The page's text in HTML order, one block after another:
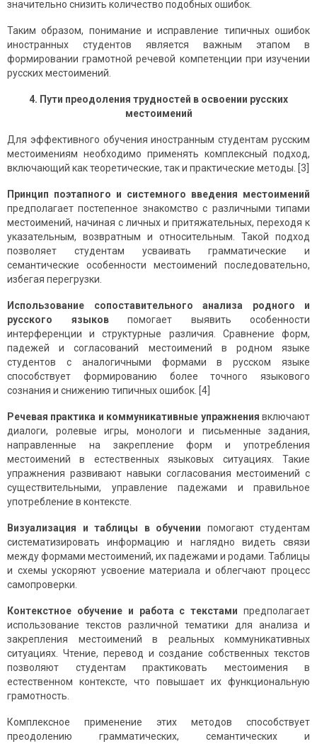
значительно снизить количество подобных ошибок.
Таким образом, понимание и исправление типичных ошибок
иностранных студентов является важным этапом в
формировании грамотной речевой компетенции при изучении
русских местоимений.
4. Пути преодоления трудностей в освоении русских
местоимений
Для эффективного обучения иностранным студентам русским
местоимениям необходимо применять комплексный подход,
включающий как теоретические, так и практические методы. [3]
Принцип поэтапного и системного введения местоимений
предполагает постепенное знакомство с различными типами
местоимений, начиная с личных и притяжательных, переходя к
указательным, возвратным и относительным. Такой подход
позволяет студентам усваивать грамматические и
семантические особенности местоимений последовательно,
избегая перегрузки.
Использование сопоставительного анализа родного и
русского языковпомогает выявить особенности
интерференции и структурные различия. Сравнение форм,
падежей и согласований местоимений в родном языке
студентов с аналогичными формами в русском языке
способствует формированию более точного языкового
сознания и снижению типичных ошибок. [4]
Речевая практика и коммуникативные упражнения включают
диалоги, ролевые игры, монологи и письменные задания,
направленные на закрепление форм и употребления
местоимений в естественных языковых ситуациях. Такие
упражнения развивают навыки согласования местоимений с
существительными, управление падежами и правильное
употребление в контексте.
Визуализация и таблицы в обучении помогают студентам
систематизировать информацию и наглядно видеть связи
между формами местоимений, их падежами и родами. Таблицы
и схемы ускоряют усвоение материала и облегчают процесс
самопроверки.
Контекстное обучение и работа с текстами предполагает
использование текстов различной тематики для анализа и
закрепления местоимений в реальных коммуникативных
ситуациях. Чтение, перевод и создание собственных текстов
позволяют студентам практиковать местоимения в
естественном контексте, что повышает их функциональную
грамотность.
Комплексное применение этих методов способствует
преодолению грамматических, семантических и